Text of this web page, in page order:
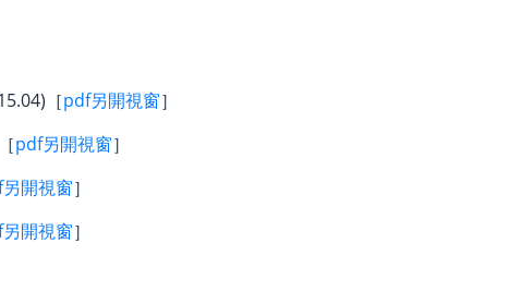
［pdf另開視窗］
pdf另開視窗］
開視窗］
開視窗］